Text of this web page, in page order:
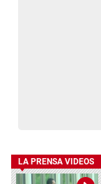
LA PRENSA VIDEOS